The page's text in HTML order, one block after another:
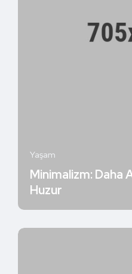
Yaşam
Minimalizm: Daha
Huzur